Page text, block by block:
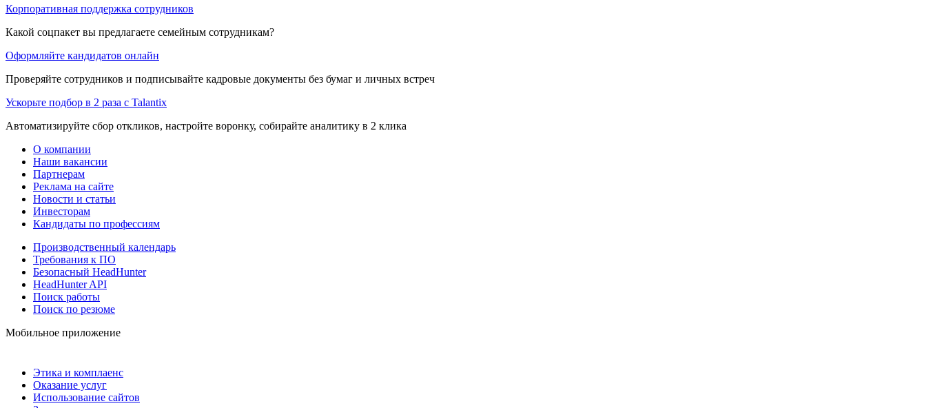
Корпоративная поддержка сотрудников
Какой соцпакет вы предлагаете семейным сотрудникам?
Оформляйте кандидатов онлайн
Проверяйте сотрудников и подписывайте кадровые документы без бумаг и личных встреч
Ускорьте подбор в 2 раза с Talantix
Автоматизируйте сбор откликов, настройте воронку, собирайте аналитику в 2 клика
О компании
Наши вакансии
Партнерам
Реклама на сайте
Новости и статьи
Инвесторам
Кандидаты по профессиям
Производственный календарь
Требования к ПО
Безопасный HeadHunter
HeadHunter API
Поиск работы
Поиск по резюме
Мобильное приложение
Этика и комплаенс
Оказание услуг
Использование сайтов